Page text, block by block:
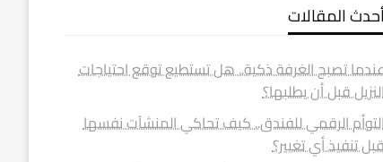
المقالات
عندما تصبح الغرفة ذكية.. هل تستطيع توقع احتياجات
النزيل قبل أن يطلبها؟
التوأم الرقمي للفندق.. كيف تحاكي المنشآت نفسها
قبل تنفيذ أي تغيير؟